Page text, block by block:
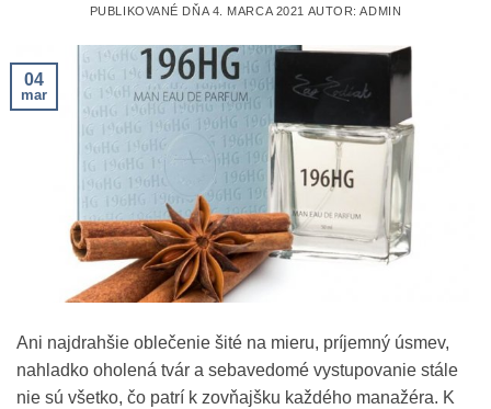
PUBLIKOVANÉ DŇA 4. MARCA 2021 AUTOR:ADMIN
04
mar
Ani najdrahšie oblečenie šité na mieru, príjemný úsmev,
nahladko oholená tvár a sebavedomé vystupovanie stále
nie sú všetko, čo patrí k zovňajšku každého manažéra. K